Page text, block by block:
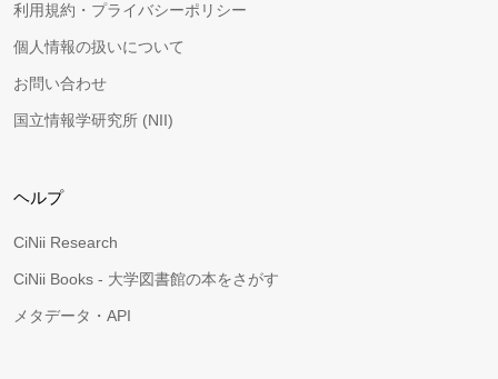
利用規約・プライバシーポリシー
個人情報の扱いについて
お問い合わせ
国立情報学研究所 (NII)
ヘルプ
CiNii Research
CiNii Books - 大学図書館の本をさがす
メタデータ・API